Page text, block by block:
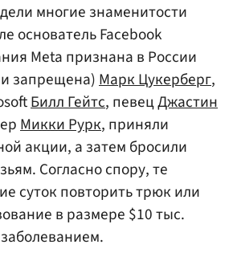
многие знаменитости
основатель Facebook
Meta признана в России
запрещена)Марк Цукерберг,
Билл Гейтс, певецДжастин
Микки Рурк, приняли
акции, а затем бросили
Согласно спору, те
суток повторить трюк или
в размере $10 тыс.